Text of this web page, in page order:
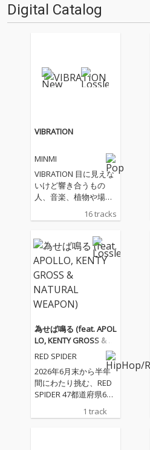
Digital Catalog
VIBRATION
MINMI
VIBRATION 目に見えな
いけど響き合うもの
人、音楽、植物や場
所 空気感や響き 最近
は "Good Vibes " な
やすくなった概念 そん
な"VIBRATION"整えて
いく一枚を作りたくて
丁寧に一つ一つの工程
を積み重ねました。
今や3分で生成できる
音楽ですが、 旅をし、
足を運び、出逢い奏で
られた音 抱擁、別離、
葛藤や気づきから生ま
れた言葉 テンポ、呼
吸、声、幸せな音色や
涙の音色 豊かな彩り
の"VIBRATION"を味わ
して、あわよくばあな
16 tracks
為せば鳴る (feat. APOL
LO, KENTY GROSS & N
ATURAL WEAPON)
RED SPIDER
2026年6月末から半年
間にわたり挑む、RED
SPIDER 47都道府県60
カ所ワンマンツアー20
26 -為せば鳴る、鳴ら
1 track